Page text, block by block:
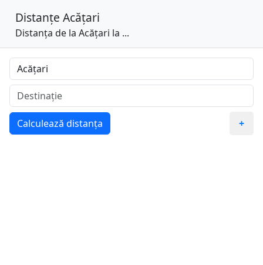
Distanțe Acățari
Distanța de la Acățari la ...
Calculează distanța +